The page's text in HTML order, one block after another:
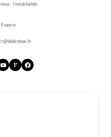
Inoubliable.
France